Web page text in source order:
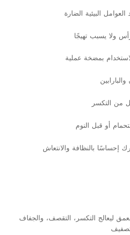
البيئية الضارة
ولا يسبب تهيجًا
بمضخة عملية
من التكسر
أو قبل النوم
إحساسًا بالنظافة والانتعاش
ليعالج التكسر، التقصف، والجفاف